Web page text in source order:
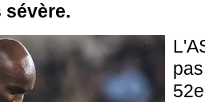
sévère.